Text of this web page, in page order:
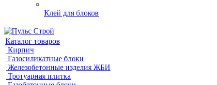
Клей для блоков
Каталог товаров
Кирпич
Газосиликатные блоки
Железобетонные изделия ЖБИ
Тротуарная плитка